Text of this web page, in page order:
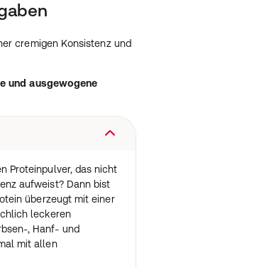
cremigen Konsistenz und
und ausgewogene
Proteinpulver, das nicht
aufweist? Dann bist
überzeugt mit einer
leckeren
, Hanf- und
mit allen